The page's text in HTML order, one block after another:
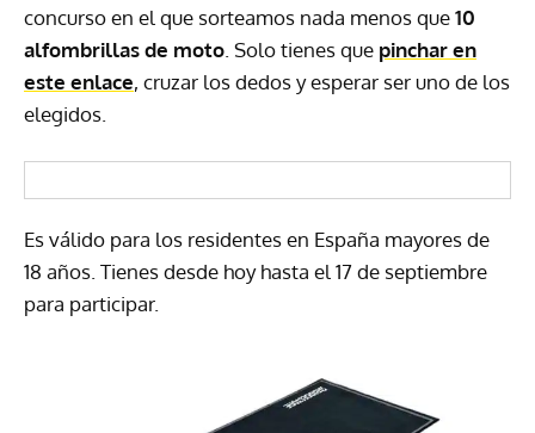
concurso en el que sorteamos nada menos que10
alfombrillas de moto. Solo tienes que pinchar en
este enlace, cruzar los dedos y esperar ser uno de los
elegidos.
Es válido para los residentes en España mayores de
18 años. Tienes desde hoy hasta el 17 de septiembre
para participar.